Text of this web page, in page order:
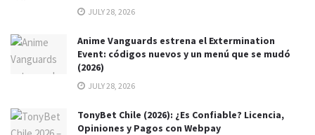
JULY 28, 2026
Anime Vanguards estrena el Extermination
Event: códigos nuevos y un menú que se mudó
(2026)
JULY 28, 2026
TonyBet Chile (2026): ¿Es Confiable? Licencia,
Opiniones y Pagos con Webpay